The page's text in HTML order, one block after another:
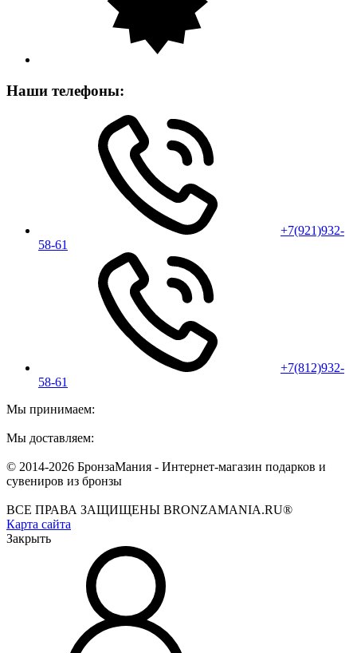
Наши телефоны:
+7(921)932-
58-61
+7(812)932-
58-61
Мы принимаем:
Мы доставляем:
© 2014-2026 БронзаМания - Интернет-магазин подарков и
сувениров из бронзы
ВСЕ ПРАВА ЗАЩИЩЕНЫ BRONZAMANIA.RU®
Карта сайта
Закрыть